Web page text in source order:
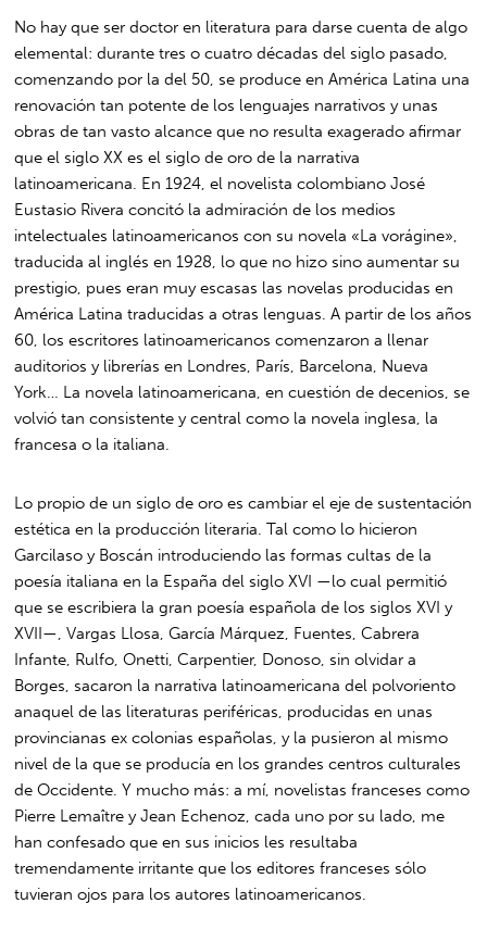
No hay que ser doctor en literatura para darse cuenta de algo
elemental: durante tres o cuatro décadas del siglo pasado,
comenzando por la del 50, se produce en América Latina una
renovación tan potente de los lenguajes narrativos y unas
obras de tan vasto alcance que no resulta exagerado afirmar
que el siglo XX es el siglo de oro de la narrativa
latinoamericana. En 1924, el novelista colombiano José
Eustasio Rivera concitó la admiración de los medios
intelectuales latinoamericanos con su novela «La vorágine»,
traducida al inglés en 1928, lo que no hizo sino aumentar su
prestigio, pues eran muy escasas las novelas producidas en
América Latina traducidas a otras lenguas. A partir de los años
60, los escritores latinoamericanos comenzaron a llenar
auditorios y librerías en Londres, París, Barcelona, Nueva
York… La novela latinoamericana, en cuestión de decenios, se
volvió tan consistente y central como la novela inglesa, la
francesa o la italiana.
Lo propio de un siglo de oro es cambiar el eje de sustentación
estética en la producción literaria. Tal como lo hicieron
Garcilaso y Boscán introduciendo las formas cultas de la
poesía italiana en la España del siglo XVI —lo cual permitió
que se escribiera la gran poesía española de los siglos XVI y
XVII—, Vargas Llosa, García Márquez, Fuentes, Cabrera
Infante, Rulfo, Onetti, Carpentier, Donoso, sin olvidar a
Borges, sacaron la narrativa latinoamericana del polvoriento
anaquel de las literaturas periféricas, producidas en unas
provincianas ex colonias españolas, y la pusieron al mismo
nivel de la que se producía en los grandes centros culturales
de Occidente. Y mucho más: a mí, novelistas franceses como
Pierre Lemaître y Jean Echenoz, cada uno por su lado, me
han confesado que en sus inicios les resultaba
tremendamente irritante que los editores franceses sólo
tuvieran ojos para los autores latinoamericanos.